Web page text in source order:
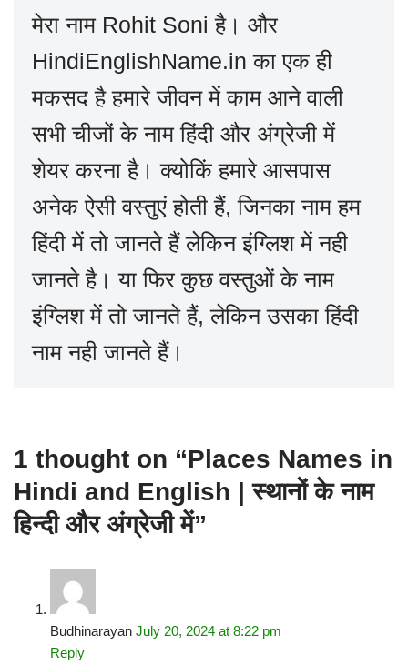
मेरा नाम Rohit Soni है। और
HindiEnglishName.in का एक ही
मकसद है हमारे जीवन में काम आने वाली
सभी चीजों के नाम हिंदी और अंग्रेजी में
शेयर करना है। क्योकिं हमारे आसपास
अनेक ऐसी वस्तुएं होती हैं, जिनका नाम हम
हिंदी में तो जानते हैं लेकिन इंग्लिश में नही
जानते है। या फिर कुछ वस्तुओं के नाम
इंग्लिश में तो जानते हैं, लेकिन उसका हिंदी
नाम नही जानते हैं।
1 thought on “Places Names in
Hindi and English | स्थानों के नाम
हिन्दी और अंग्रेजी में”
Budhinarayan July 20, 2024 at 8:22 pm
Reply